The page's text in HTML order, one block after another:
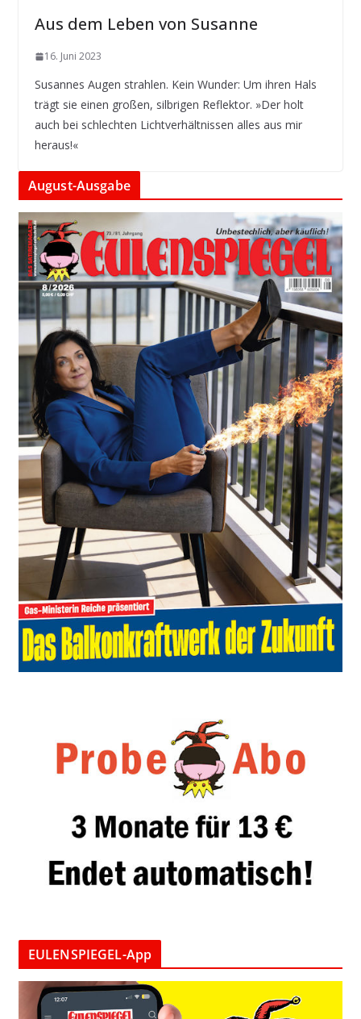
Aus dem Leben von Susanne
16. Juni 2023
Susannes Augen strahlen. Kein Wunder: Um ihren Hals
trägt sie einen großen, silbrigen Reflektor. »Der holt
auch bei schlechten Lichtverhältnissen alles aus mir
heraus!«
August-Ausgabe
EULENSPIEGEL-App